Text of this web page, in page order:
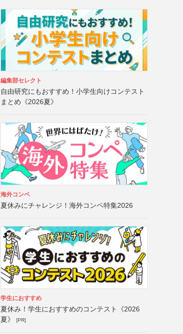
編集部セレクト
自由研究にもおすすめ！小学生向けコンテスト
まとめ《2026夏》
海外コンペ
夏休みにチャレンジ！海外コンペ特集2026
学生におすすめ
夏休み！学生におすすめのコンテスト《2026
夏》
[PR]